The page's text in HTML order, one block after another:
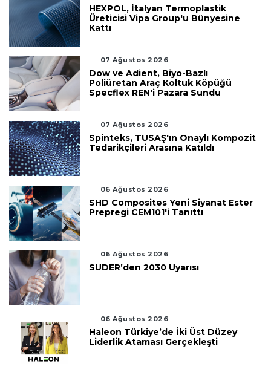
HEXPOL, İtalyan Termoplastik
Üreticisi Vipa Group'u Bünyesine
Kattı
07 Ağustos 2026
Dow ve Adient, Biyo-Bazlı
Poliüretan Araç Koltuk Köpüğü
Specflex REN'i Pazara Sundu
07 Ağustos 2026
Spinteks, TUSAŞ'ın Onaylı Kompozit
Tedarikçileri Arasına Katıldı
06 Ağustos 2026
SHD Composites Yeni Siyanat Ester
Prepregi CEM101'i Tanıttı
06 Ağustos 2026
SUDER’den 2030 Uyarısı
06 Ağustos 2026
Haleon Türkiye’de İki Üst Düzey
Liderlik Ataması Gerçekleşti